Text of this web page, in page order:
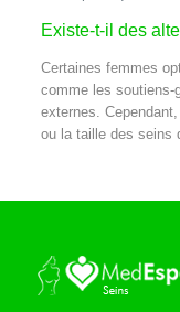
Existe-t-il des
Certaines femmes
comme les soutiens-
externes.
ou la taille des seins